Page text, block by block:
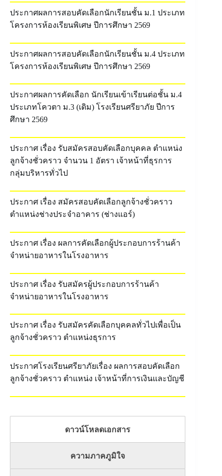
ประกาศผลการสอบคัดเลือกนักเรียนชั้น ม.1 ประเภท
โครงการห้องเรียนพิเศษ ปีการศึกษา 2569
ประกาศผลการสอบคัดเลือกนักเรียนชั้น ม.4 ประเภท
โครงการห้องเรียนพิเศษ ปีการศึกษา 2569
ประกาศผลการคัดเลือก นักเรียนเข้าเรียนต่อชั้น ม.4
ประเภทโควตา ม.3 (เดิม) โรงเรียนศรียาภัย ปีการ
ศึกษา 2569
ประกาศ เรื่อง รับสมัครสอบคัดเลือกบุคคล ตำแหน่ง
ลูกจ้างชั่วคราว จำนวน 1 อัตรา เจ้าหน้าที่ธุรการ
กลุ่มบริหารทั่วไป
ประกาศ เรื่อง สมัครสอบคัดเลือกลูกจ้างชั่วคราว
ตำแหน่งช่างประจำอาคาร (ช่างแอร์)
ประกาศ เรื่อง ผลการคัดเลือกผู้ประกอบการร้านค้า
จำหน่ายอาหารในโรงอาหาร
ประกาศ เรื่อง รับสมัครผู้ประกอบการร้านค้า
จำหน่ายอาหารในโรงอาหาร
ประกาศ เรื่อง รับสมัครคัดเลือกบุคคลทั่วไปเพื่อเป็น
ลูกจ้างชั่วคราว ตำแหน่งธุรการ
ประกาศโรงเรียนศรียาภัยเรื่อง ผลการสอบคัดเลือก
ลูกจ้างชั่วคราว ตำแหน่ง เจ้าหน้าที่การเงินและบัญชี
ดาวน์โหลดเอกสาร
ความภาคภูมิใจ